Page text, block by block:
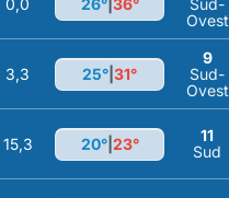
Ovest
3,3 25° 31°
9
Sud-
Ovest
15,3 20°| 23°
11
Sud